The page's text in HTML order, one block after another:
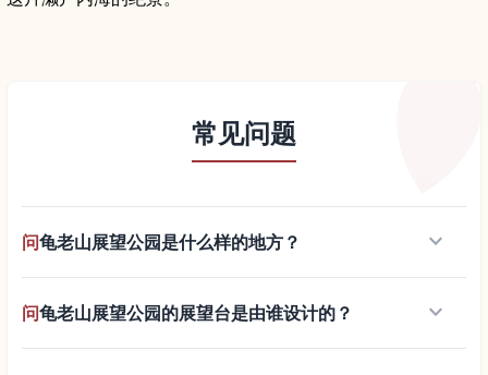
常见问题
问龟老山展望公园是什么样的地方？ keyboard_arrow_down
问龟老山展望公园的展望台是由谁设计的？ keyboard_arrow_down